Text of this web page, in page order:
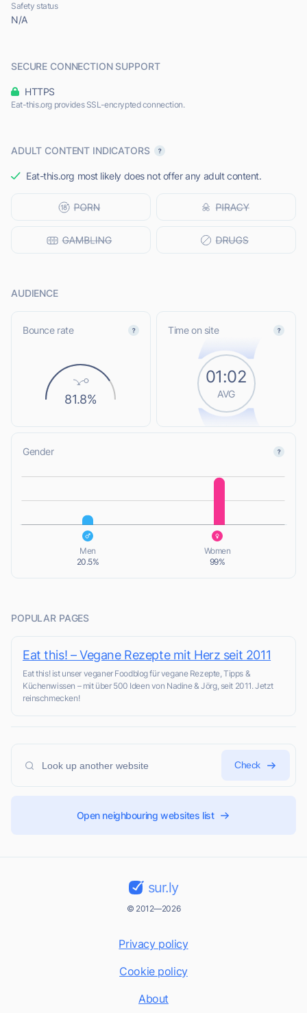
Safety status
N/A
SECURE CONNECTION SUPPORT
HTTPS
Eat-this.org provides SSL-encrypted connection.
ADULT CONTENT INDICATORS
Eat-this.org most likely does not offer any adult content.
AUDIENCE
Bounce rate
81.8%
Time on site
01:02
AVG
Gender
L
Men
20.5%
Women
99%
POPULAR PAGES
Eat this! – Vegane Rezepte mit Herz seit 2011
Eat this! ist unser veganer Foodblog für vegane Rezepte, Tipps &
Küchenwissen – mit über 500 Ideen von Nadine & Jörg, seit 2011. Jetzt
reinschmecken!
Check
Open neighbouring websites list
sur.ly
© 2012—2026
Privacy policy
Cookie policy
About